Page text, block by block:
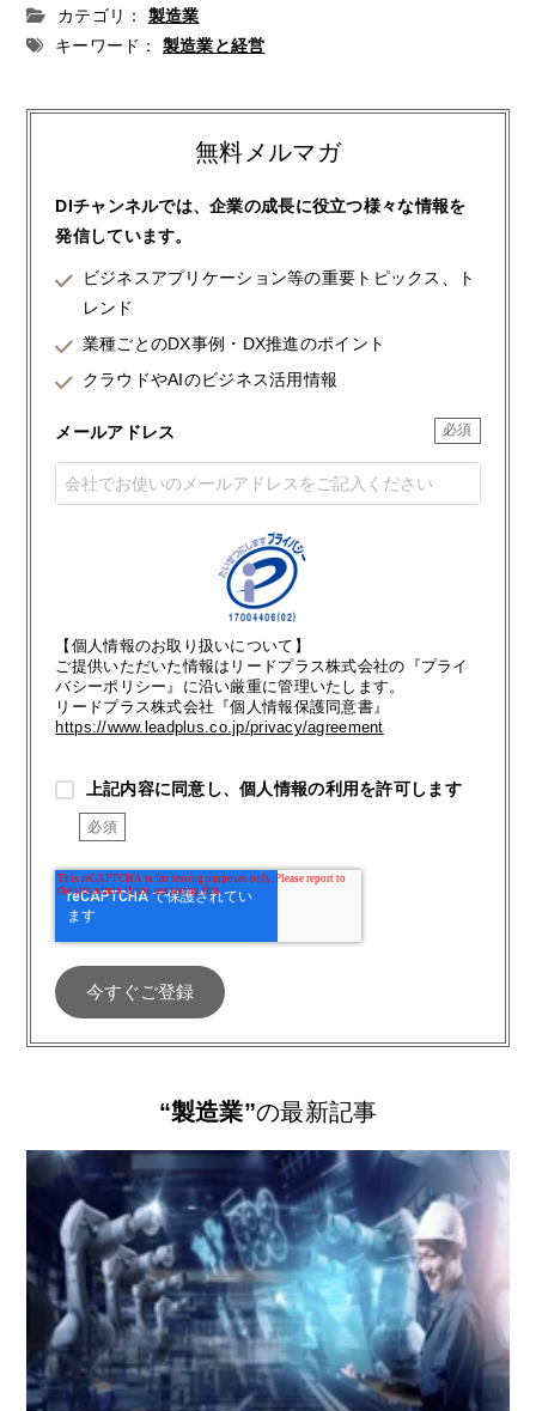
カテゴリ：
製造業
キーワード：
製造業と経営
無料メルマガ
DIチャンネルでは、企業の成長に役立つ様々な情報を
発信しています。
ビジネスアプリケーション等の重要トピックス、ト
レンド
業種ごとのDX事例・DX推進のポイント
クラウドやAIのビジネス活用情報
メールアドレス
【個人情報のお取り扱いについて】
ご提供いただいた情報はリードプラス株式会社の『プライ
バシーポリシー』に沿い厳重に管理いたします。
リードプラス株式会社『個人情報保護同意書』
https://www.leadplus.co.jp/privacy/agreement
上記内容に同意し、個人情報の利用を許可します
“製造業”の最新記事